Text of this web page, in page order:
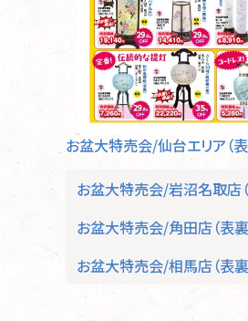
お盆大特売会/仙台エリア（表
お盆大特売会/岩沼名取店（
お盆大特売会/角田店（表裏
お盆大特売会/相馬店（表裏